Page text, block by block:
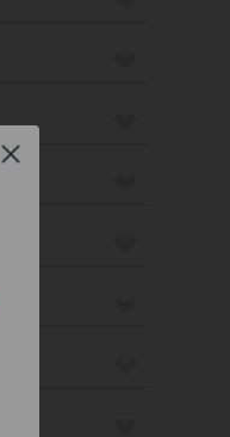
Close